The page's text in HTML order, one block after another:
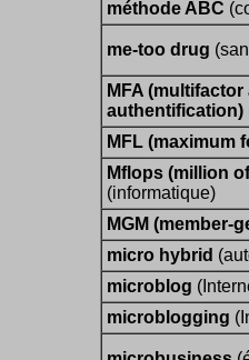
méthode ABC
me-too drug
MFA
authentification)
MFL (maximum
Mflops (million
(informatique)
MGM (member-
micro hybrid
microblog
microblogging